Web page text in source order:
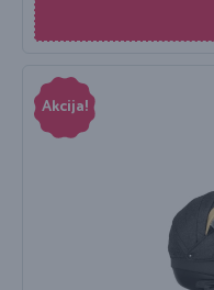
Akcija!